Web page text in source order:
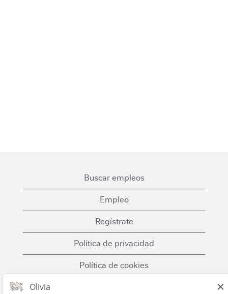
Buscar empleos
Empleo
Regístrate
Política de privacidad
Política de cookies